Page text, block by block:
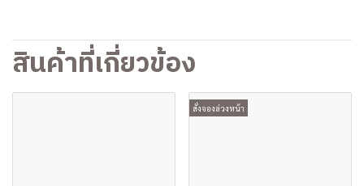
สินค้าที่เกี่ยวข้อง
สั่งจองล่วงหน้า